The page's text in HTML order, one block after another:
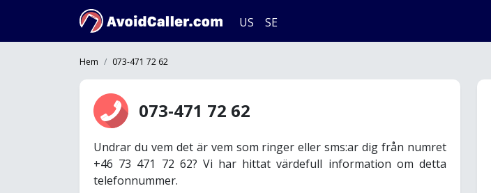
US SE
Hem 073-471 72 62
073-471 72 62
Undrar du vem det är vem som ringer eller sms:ar dig från numret
+46 73 471 72 62? Vi har hittat värdefull information om detta
telefonnummer.